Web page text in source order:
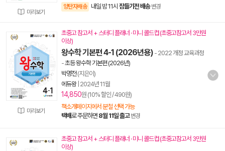
미리보기
양탄자배송 내일 밤 11시 잠들기전 배송 변경
미리보기
초중고 참고서 + 스터디 플래너 · 미니 콜드컵 (초중고참고서 3만원
이상)
왕수학 기본편 4-1 (2026년용) - 2022 개정 교육과정
-초등 왕수학 기본편 (2026년)
박명전(지은이)
에듀왕| 2024년 11월
14,850원 (10% 할인 / 490원)
책소개페이지에서 분철 선택 가능
택배로 주문하면 8월 11일 출고 변경
초중고 참고서 + 스터디 플래너 · 미니 콜드컵 (초중고참고서 3만원
이상)